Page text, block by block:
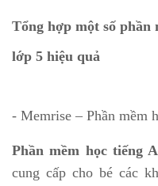
Tổng hợp một số phần
lớp 5 hiệu quả
- Memrise – Phần mềm
Phần mềm học tiếng
cung cấp cho bé các